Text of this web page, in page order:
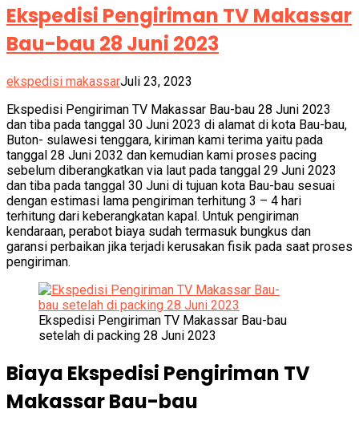
Ekspedisi Pengiriman TV Makassar
Bau-bau 28 Juni 2023
ekspedisi makassarJuli 23, 2023
Ekspedisi Pengiriman TV Makassar Bau-bau 28 Juni 2023
dan tiba pada tanggal 30 Juni 2023 di alamat di kota Bau-bau,
Buton- sulawesi tenggara, kiriman kami terima yaitu pada
tanggal 28 Juni 2032 dan kemudian kami proses pacing
sebelum diberangkatkan via laut pada tanggal 29 Juni 2023
dan tiba pada tanggal 30 Juni di tujuan kota Bau-bau sesuai
dengan estimasi lama pengiriman terhitung 3 – 4 hari
terhitung dari keberangkatan kapal. Untuk pengiriman
kendaraan, perabot biaya sudah termasuk bungkus dan
garansi perbaikan jika terjadi kerusakan fisik pada saat proses
pengiriman.
Ekspedisi Pengiriman TV Makassar Bau-bau
setelah di packing 28 Juni 2023
Biaya Ekspedisi Pengiriman TV
Makassar Bau-bau